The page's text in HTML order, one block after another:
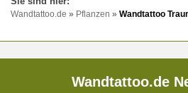
Wandtattoo.de » Pflanzen » Wandtattoo
Wandtattoo.de